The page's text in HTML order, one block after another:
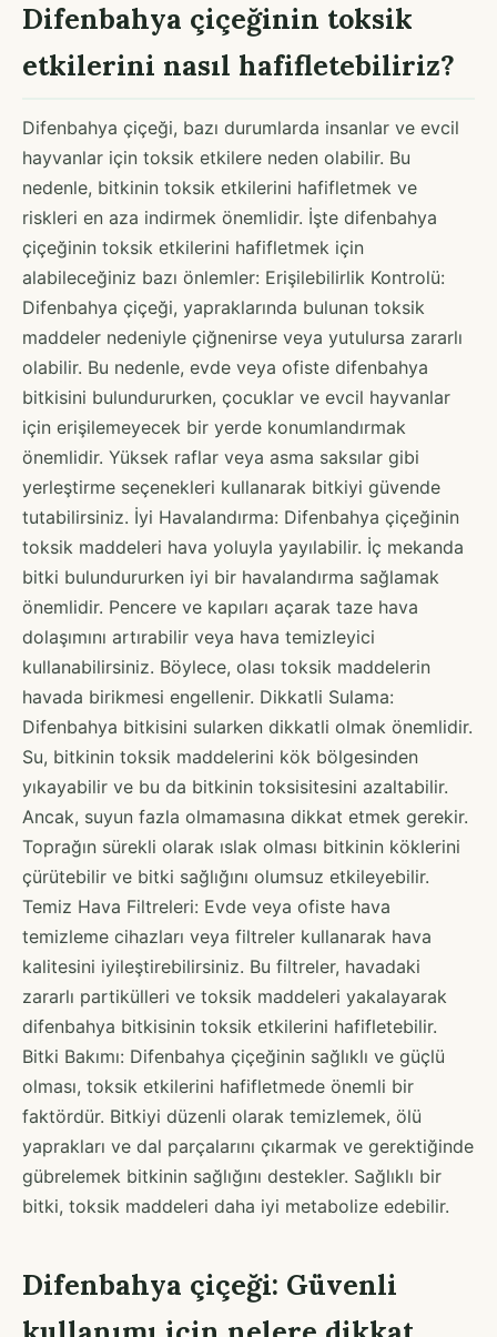
Difenbahya çiçeğinin toksik
etkilerini nasıl hafifletebiliriz?
Difenbahya çiçeği, bazı durumlarda insanlar ve evcil
hayvanlar için toksik etkilere neden olabilir. Bu
nedenle, bitkinin toksik etkilerini hafifletmek ve
riskleri en aza indirmek önemlidir. İşte difenbahya
çiçeğinin toksik etkilerini hafifletmek için
alabileceğiniz bazı önlemler: Erişilebilirlik Kontrolü:
Difenbahya çiçeği, yapraklarında bulunan toksik
maddeler nedeniyle çiğnenirse veya yutulursa zararlı
olabilir. Bu nedenle, evde veya ofiste difenbahya
bitkisini bulundururken, çocuklar ve evcil hayvanlar
için erişilemeyecek bir yerde konumlandırmak
önemlidir. Yüksek raflar veya asma saksılar gibi
yerleştirme seçenekleri kullanarak bitkiyi güvende
tutabilirsiniz. İyi Havalandırma: Difenbahya çiçeğinin
toksik maddeleri hava yoluyla yayılabilir. İç mekanda
bitki bulundururken iyi bir havalandırma sağlamak
önemlidir. Pencere ve kapıları açarak taze hava
dolaşımını artırabilir veya hava temizleyici
kullanabilirsiniz. Böylece, olası toksik maddelerin
havada birikmesi engellenir. Dikkatli Sulama:
Difenbahya bitkisini sularken dikkatli olmak önemlidir.
Su, bitkinin toksik maddelerini kök bölgesinden
yıkayabilir ve bu da bitkinin toksisitesini azaltabilir.
Ancak, suyun fazla olmamasına dikkat etmek gerekir.
Toprağın sürekli olarak ıslak olması bitkinin köklerini
çürütebilir ve bitki sağlığını olumsuz etkileyebilir.
Temiz Hava Filtreleri: Evde veya ofiste hava
temizleme cihazları veya filtreler kullanarak hava
kalitesini iyileştirebilirsiniz. Bu filtreler, havadaki
zararlı partikülleri ve toksik maddeleri yakalayarak
difenbahya bitkisinin toksik etkilerini hafifletebilir.
Bitki Bakımı: Difenbahya çiçeğinin sağlıklı ve güçlü
olması, toksik etkilerini hafifletmede önemli bir
faktördür. Bitkiyi düzenli olarak temizlemek, ölü
yaprakları ve dal parçalarını çıkarmak ve gerektiğinde
gübrelemek bitkinin sağlığını destekler. Sağlıklı bir
bitki, toksik maddeleri daha iyi metabolize edebilir.
Difenbahya çiçeği: Güvenli